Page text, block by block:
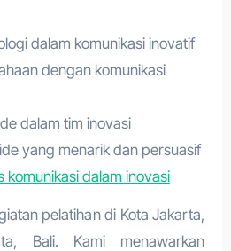
dalam komunikasi inovatif
dengan komunikasi
dalam tim inovasi
yang menarik dan persuasif
komunikasi dalam inovasi
pelatihan di Kota Jakarta,
Bali. Kami menawarkan